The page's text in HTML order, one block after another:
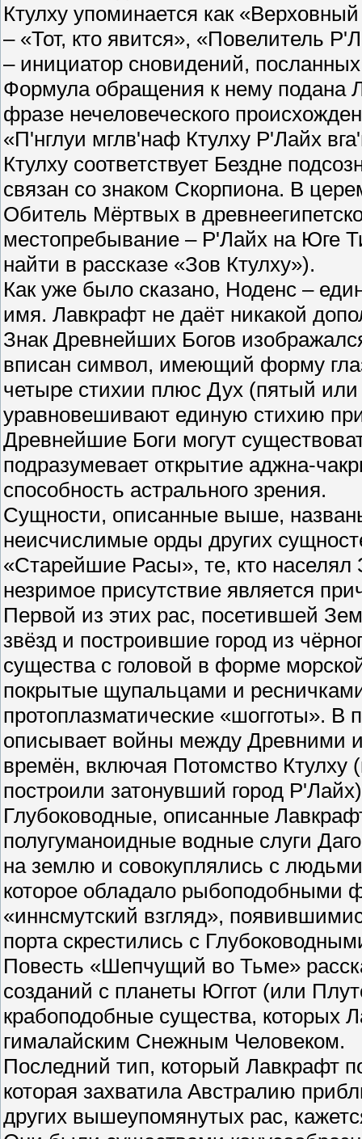
Ктулху упоминается как
– «Тот, кто явится», «Повелитель
– инициатор сновидений,
Формула обращения к нему подана
фразе нечеловеческого
«П'нглуи мглв'наф Ктулху Р'Лайх
Ктулху соответствует Бездне
связан со знаком Скорпиона. В
Обитель Мёртвых в
местопребывание – Р'Лайх на Юге
найти в рассказе «Зов Ктулху»).
Как уже было сказано, Ноденс –
имя. Лавкрафт не даёт никакой
Знак Древнейших Богов
вписан символ, имеющий форму
четыре стихии плюс Дух (пятый
уравновешивают единую стихию
Древнейшие Боги могут
подразумевает открытие аджна-
способность астрального зрения.
Сущности, описанные выше,
неисчислимые орды других
«Старейшие Расы», те, кто
незримое присутствие является
Первой из этих рас, посетившей
звёзд и построившие город из
существа с головой в форме
покрытые щупальцами и
протоплазматические «шогготы».
описывает войны между Древними
времён, включая Потомство Ктулху
построили затонувший город
Глубоководные, описанные
полугуманоидные водные слуги
на землю и совокуплялись с
которое обладало рыбоподобными
«иннсмутский взгляд»,
порта скрестились с
Повесть «Шепчущий во Тьме»
созданий с планеты Юггот (или
крабоподобные существа, которых
гималайским Снежным Человеком.
Последний тип, который Лавкрафт
которая захватила Австралию
других вышеупомянутых рас,